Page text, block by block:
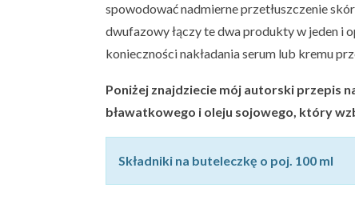
spowodować nadmierne przetłuszczenie
dwufazowy łączy te dwa produkty w jeden i
konieczności nakładania serum lub kremu
Poniżej znajdziecie mój autorski przepis
bławatkowego i oleju sojowego, który
Składniki na buteleczkę o poj. 100 ml